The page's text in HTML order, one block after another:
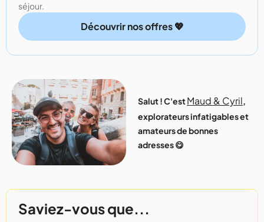
séjour.
Découvrir nos offres 💖
Salut ! C'estMaud & Cyril,
explorateurs infatigables et
amateurs de bonnes
adresses 😋
Saviez-vous que...